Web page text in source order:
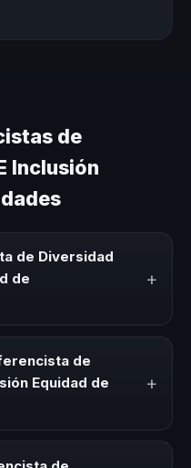
de
Inclusión
de Diversidad
de
+
experto que comparte
sobre este tema
y seminarios. Su
y herramientas
de
Equidad de
+
para kick-offs,